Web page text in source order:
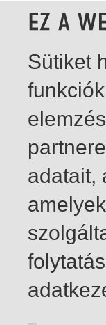
1-4 / insgesamt 4
Sütiket
adatait,